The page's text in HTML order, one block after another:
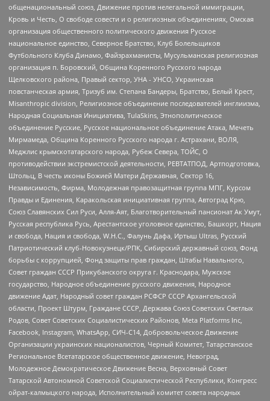
общенациональный союз, Движение против нелегальной иммиграции,
Кровь и Честь, О свободе совести и о религиозных объединениях, Омская
организация общественного политического движения Русское
национальное единство, Северное Братство, Клуб Болельщиков
Футбольного Клуба Динамо, Файзрахманисты, Мусульманская религиозная
организация п. Боровский, Община Коренного Русского народа
Щелковского района, Правый сектор, УНА - УНСО, Украинская
повстанческая армия, Тризуб им. Степана Бандеры, Братство, Белый Крест,
Misanthropic division, Религиозное объединение последователей инглиизма,
Народная Социальная Инициатива, TulaSkins, Этнополитическое
объединение Русские, Русское национальное объединение Атака, Мечеть
Мирмамеда, Община Коренного Русского народа г. Астрахани, ВОЛЯ,
Меджлис крымскотатарского народа, Рубеж Севера, ТОЙС, О
противодействии экстремистской деятельности, РЕВТАТПОД, Артподготовка,
Штольц, В честь иконы Божией Матери Державная, Сектор 16,
Независимость, Фирма, Молодежная правозащитная группа МПГ, Курсом
Правды и Единения, Каракольская инициативная группа, Автоград Крю,
Союз Славянских Сил Руси, Алля-Аят, Благотворительный пансионат Ак Умут,
Русская республика Русь, Арестантское уголовное единство, Башкорт, Нация
и свобода, Нация и свобода, W.H.С., Фалунь Дафа, Иртыш Ultras, Русский
Патриотический клуб-Новокузнецк/РПК, Сибирский державный союз, Фонд
борьбы с коррупцией, Фонд защиты прав граждан, Штабы Навального,
Совет граждан СССР Прикубанского округа г. Краснодара, Мужское
государство, Народное объединение русского движения, Народное
движение Адат, Народный совет граждан РСФСР СССР Архангельской
области, Проект Штурм, Граждане СССР, Держава Союз Советских Светлых
Родов, Совет Советских Социалистических Районов, Meta Platforms Inc,
Facebook, Instagram, WhatsApp, СИЧ-С14, Добровольческое Движение
Организации украинских националистов, Черный Комитет, Татарстанское
Региональное Всетатарское общественное движение, Невоград,
Молодежное Демократическое Движение Весна, Верховный Совет
Татарской Автономной Советской Социалистической Республики, Конгресс
ойрат-калмыцкого народа, Исполнительный комитет совета народных